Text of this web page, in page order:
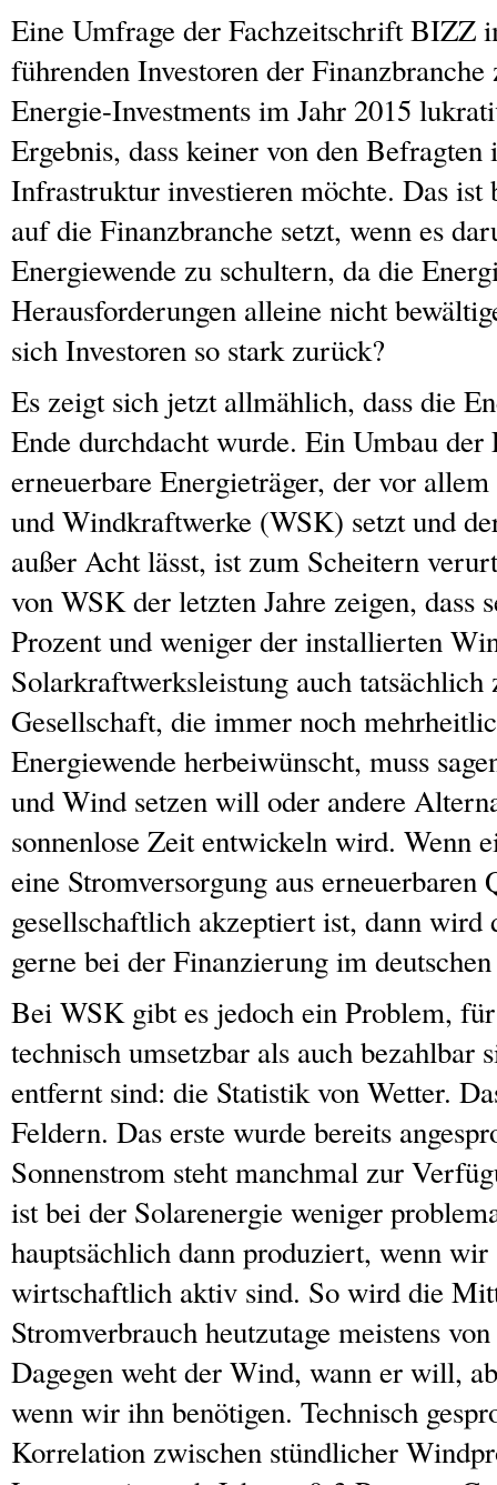
Eine Umfrage der Fachzeitschrift BIZZ
führenden Investoren der
Energie-Investments im Jahr 2015
Ergebnis, dass keiner von den
Infrastruktur investieren möchte. Das
auf die Finanzbranche setzt, wenn es
Energiewende zu schultern, da die
Herausforderungen alleine nicht
sich Investoren so stark zurück?
Es zeigt sich jetzt allmählich, dass die
Ende durchdacht wurde. Ein Umbau
erneuerbare Energieträger, der vor
und Windkraftwerke (WSK) setzt und
außer Acht lässt, ist zum Scheitern
von WSK der letzten Jahre zeigen, dass
Prozent und weniger der installierten
Solarkraftwerksleistung auch
Gesellschaft, die immer noch
Energiewende herbeiwünscht, muss
und Wind setzen will oder andere
sonnenlose Zeit entwickeln wird. Wenn
eine Stromversorgung aus erneuerbaren
gesellschaftlich akzeptiert ist, dann wird
gerne bei der Finanzierung im
Bei WSK gibt es jedoch ein Problem,
technisch umsetzbar als auch bezahlbar
entfernt sind: die Statistik von Wetter.
Feldern. Das erste wurde bereits
Sonnenstrom steht manchmal zur
ist bei der Solarenergie weniger
hauptsächlich dann produziert, wenn
wirtschaftlich aktiv sind. So wird die
Stromverbrauch heutzutage meistens
Dagegen weht der Wind, wann er will,
wenn wir ihn benötigen. Technisch
Korrelation zwischen stündlicher